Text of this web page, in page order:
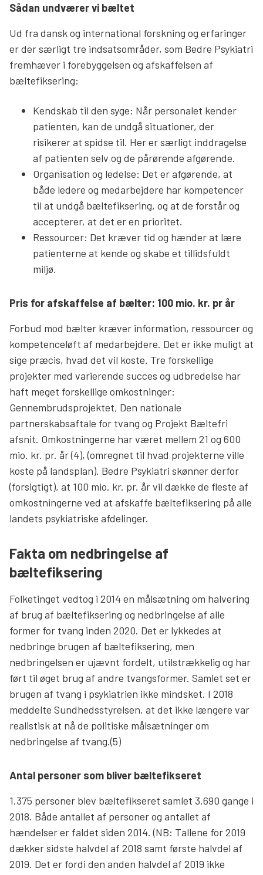
Sådan undværer vi bæltet
Ud fra dansk og international forskning og erfaringer
er der særligt tre indsatsområder, som Bedre Psykiatri
fremhæver i forebyggelsen og afskaffelsen af
bæltefiksering:
Kendskab til den syge: Når personalet kender
patienten, kan de undgå situationer, der
risikerer at spidse til. Her er særligt inddragelse
af patienten selv og de pårørende afgørende.
Organisation og ledelse: Det er afgørende, at
både ledere og medarbejdere har kompetencer
til at undgå bæltefiksering, og at de forstår og
accepterer, at det er en prioritet.
Ressourcer: Det kræver tid og hænder at lære
patienterne at kende og skabe et tillidsfuldt
miljø.
Pris for afskaffelse af bælter: 100 mio. kr. pr år
Forbud mod bælter kræver information, ressourcer og
kompetenceløft af medarbejdere. Det er ikke muligt at
sige præcis, hvad det vil koste. Tre forskellige
projekter med varierende succes og udbredelse har
haft meget forskellige omkostninger:
Gennembrudsprojektet, Den nationale
partnerskabsaftale for tvang og Projekt Bæltefri
afsnit. Omkostningerne har været mellem 21 og 600
mio. kr. pr. år (4), (omregnet til hvad projekterne ville
koste på landsplan). Bedre Psykiatri skønner derfor
(forsigtigt), at 100 mio. kr. pr. år vil dække de fleste af
omkostningerne ved at afskaffe bæltefiksering på alle
landets psykiatriske afdelinger.
Fakta om nedbringelse af
bæltefiksering
Folketinget vedtog i 2014 en målsætning om halvering
af brug af bæltefiksering og nedbringelse af alle
former for tvang inden 2020. Det er lykkedes at
nedbringe brugen af bæltefiksering, men
nedbringelsen er ujævnt fordelt, utilstrækkelig og har
ført til øget brug af andre tvangsformer. Samlet set er
brugen af tvang i psykiatrien ikke mindsket. I 2018
meddelte Sundhedsstyrelsen, at det ikke længere var
realistisk at nå de politiske målsætninger om
nedbringelse af tvang.(5)
Antal personer som bliver bæltefikseret
1.375 personer blev bæltefikseret samlet 3.690 gange i
2018. Både antallet af personer og antallet af
hændelser er faldet siden 2014. (NB: Tallene for 2019
dækker sidste halvdel af 2018 samt første halvdel af
2019. Det er fordi den anden halvdel af 2019 ikke